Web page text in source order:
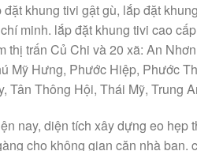
khung tivi gật gù, lắp đặt
minh. lắp đặt khung tivi cao
thị trấn Củ Chi và 20 xã: An
Mỹ Hưng, Phước Hiệp, Phước
Tân Thông Hội, Thái Mỹ, Trung
nay, diện tích xây dựng eo
cho không gian căn nhà